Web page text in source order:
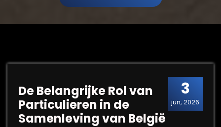
3
jun, 2026
De Belangrijke Rol van
Particulieren in de
Samenleving van België